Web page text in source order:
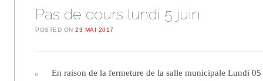
Pas de cours lundi 5 juin
POSTED ON23 MAI 2017
En raison de la fermeture de la salle municipale Lundi